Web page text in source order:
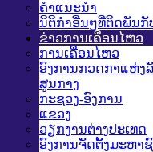
ຄໍາແນະນໍາ
ນິຕິກໍາອື່ນໆທີ່ຕິດພັນກັ
ຂ່າວການເຄື່ອນໄຫວ
ການເຄື່ອນໄຫວ
ອົງການກວດກາແຫ່ງ
ສູນກາງ
ກະຊວງ-ອົງການ
ແຂວງ
ວຽກງານຕ່າງປະເທດ
ອົງການຈັດຕັ້ງມະຫາ